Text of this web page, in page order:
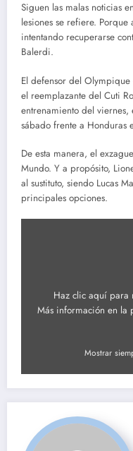
Siguen las malas noticias
lesiones se refiere.
intentando recuperarse
Balerdi.
El defensor del
el reemplazante del Cuti
entrenamiento del
sábado frente a Honduras
De esta manera, el
Mundo. Y a propósito,
al sustituto, siendo Lucas
principales opciones.
Mostrar
Haz clic aquí para
Más información en la
Mostrar